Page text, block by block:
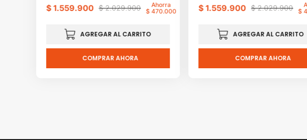
$ 2.029.900
$ 1.559.900
Ahorra
$ 470.000
AGREGAR AL CARRITO
COMPRAR AHORA
$ 2.029.900
$ 1.559.900
$
AGREGAR AL CARRITO
COMPRAR AHORA